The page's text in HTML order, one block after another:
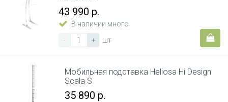
43 990 р.
В наличии много
-
+ шт
Мобильная подставка Heliosa Hi Design
Scala S
35 890 р.